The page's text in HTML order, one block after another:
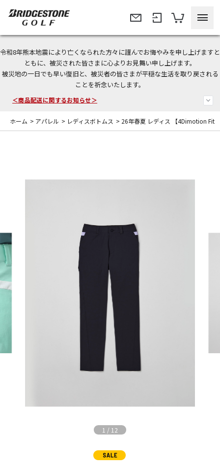
令和8年熊本地震により亡くなられた方々に謹んでお悔やみを申し上げますと
ともに、被災された皆さまに心よりお見舞い申し上げます。
被災地の一日でも早い復旧と、被災者の皆さまが平穏な生活を取り戻される
ことを祈念いたします。
今なら新規会員登録で1,000円OFFクーポンプレゼント！
＜商品配送に関するお知らせ＞
ホーム > アパレル > レディスボトムス > 26年春夏 レディス 【4Dimotion Fit
1 / 12